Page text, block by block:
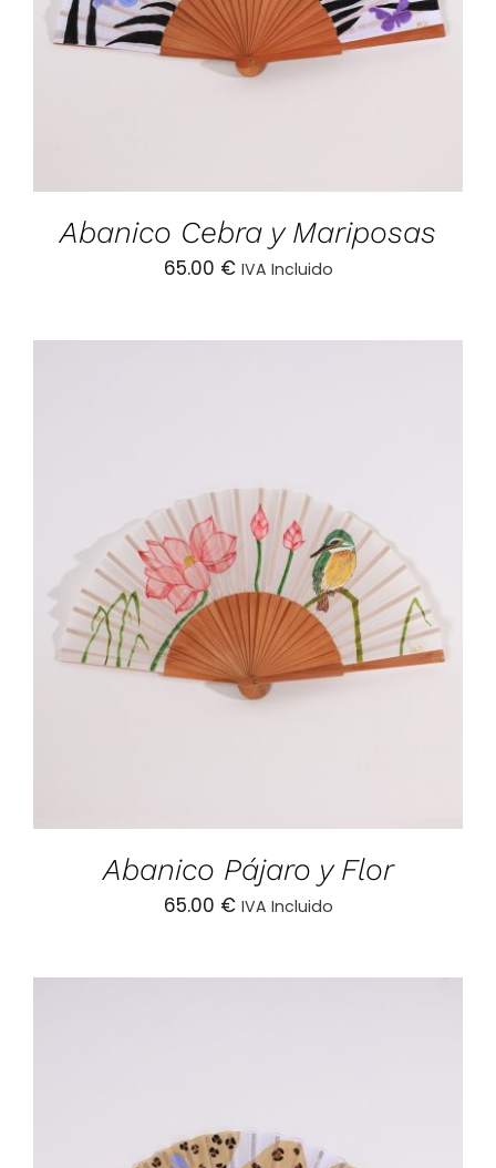
Abanico Cebra y Mariposas
65.00 € IVA Incluido
AÑADIR AL CARRITO DETALLES
Abanico Pájaro y Flor
65.00 € IVA Incluido